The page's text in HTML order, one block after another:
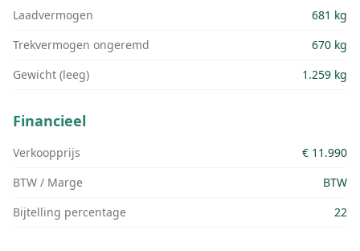
Laadvermogen
681 kg
Trekvermogen ongeremd
670 kg
Gewicht (leeg)
1.259 kg
Financieel
Verkoopprijs
€ 11.990
BTW / Marge
BTW
Bijtelling percentage
22